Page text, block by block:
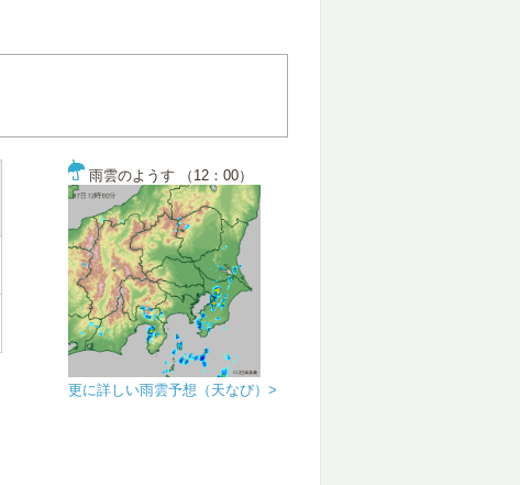
雨雲のようす （12：00）
更に詳しい雨雲予想（天なび）>